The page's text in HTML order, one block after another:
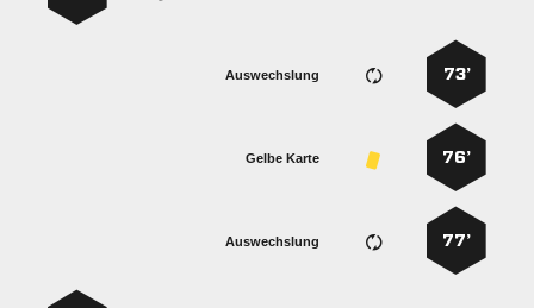
73’
Auswechslung
76’
Gelbe Karte
77’
Auswechslung